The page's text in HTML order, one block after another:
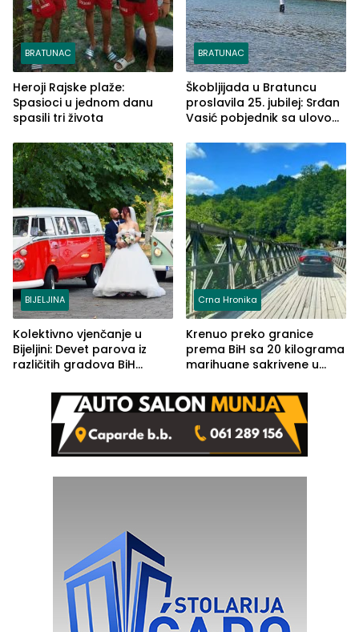
BRATUNAC
Heroji Rajske plaže:
Spasioci u jednom danu
spasili tri života
BRATUNAC
Škobljijada u Bratuncu
proslavila 25. jubilej: Srđan
Vasić pobjednik sa ulovom
BIJELJINA
Kolektivno vjenčanje u
Bijeljini: Devet parova iz
različitih gradova BiH
Crna Hronika
Krenuo preko granice
prema BiH sa 20 kilograma
marihuane sakrivene u